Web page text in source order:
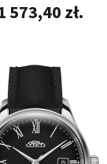
573,40 zł.